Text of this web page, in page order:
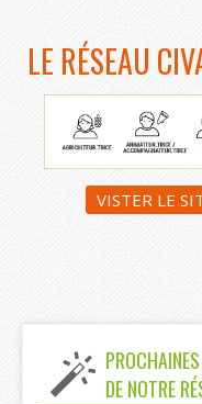
LE RÉSEAU
VISTER LE
DE NOTRE